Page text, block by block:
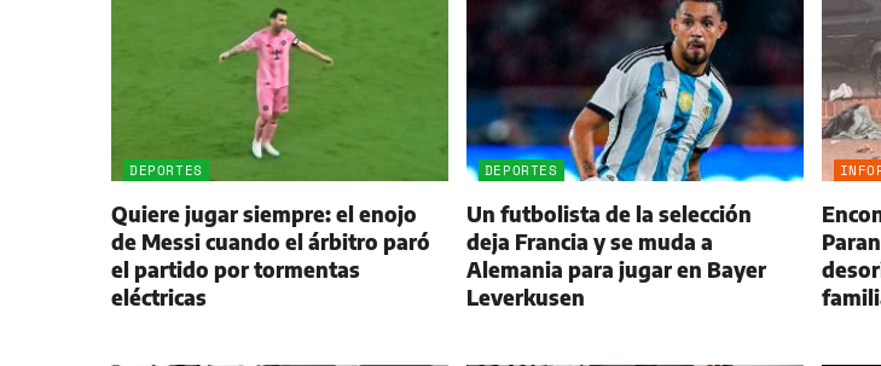
DEPORTES
Quiere jugar siempre: el enojo
de Messi cuando el árbitro paró
el partido por tormentas
eléctricas
DEPORTES
Un futbolista de la selección
deja Francia y se muda a
Alemania para jugar en Bayer
Leverkusen